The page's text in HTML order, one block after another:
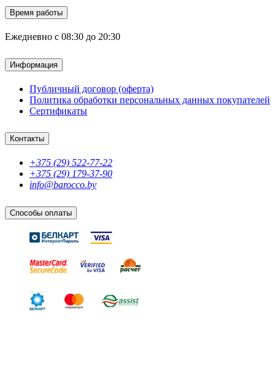
Время работы
Ежедневно с 08:30 до 20:30
Информация
Публичный договор (оферта)
Политика обработки персональных данных покупателей
Сертификаты
Контакты
+375 (29) 522-77-22
+375 (29) 179-37-90
info@barocco.by
Способы оплаты